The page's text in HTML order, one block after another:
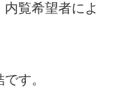
覧希望者によ
す。